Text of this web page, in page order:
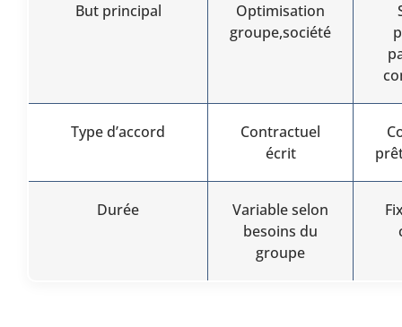
But principal
Optimisation
groupe,société
Type d’accord
Contractuel
écrit
Durée
Variable selon
besoins du
groupe